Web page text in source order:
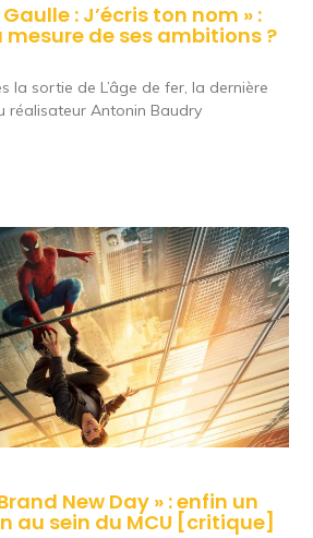
: J’écris ton nom » :
de ses ambitions ?
la sortie de L’âge de fer, la dernière
réalisateur Antonin Baudry
New Day » : enfin un
au sein du MCU [critique]